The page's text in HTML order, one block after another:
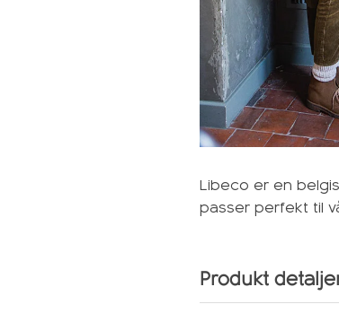
Libeco er en
passer perfekt til
Produkt